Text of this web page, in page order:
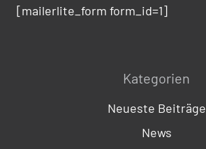
[mailerlite_form form_id=1]
Kategorien
Neueste Beiträge
News